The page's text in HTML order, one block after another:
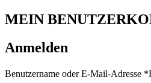
MEIN
Anmelden
Benutzername oder E-Mail-Adresse *